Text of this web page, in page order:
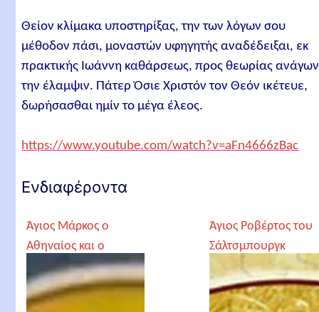
Θείον κλίμακα υποστηρίξας, την των λόγων σου
μέθοδον πάσι, μοναστών υφηγητής αναδέδειξαι, εκ
πρακτικής Ιωάννη καθάρσεως, προς θεωρίας ανάγων
την έλαμψιν. Πάτερ Όσιε Χριστόν τον Θεόν ικέτευε,
δωρήσασθαι ημίν το μέγα έλεος.
https://www.youtube.com/watch?v=aFn4666zBac
Ενδιαφέροντα
Άγιος Μάρκος ο
Αθηναίος και ο
Ασκητής
Άγιος Ροβέρτος του
Σάλτσμπουργκ